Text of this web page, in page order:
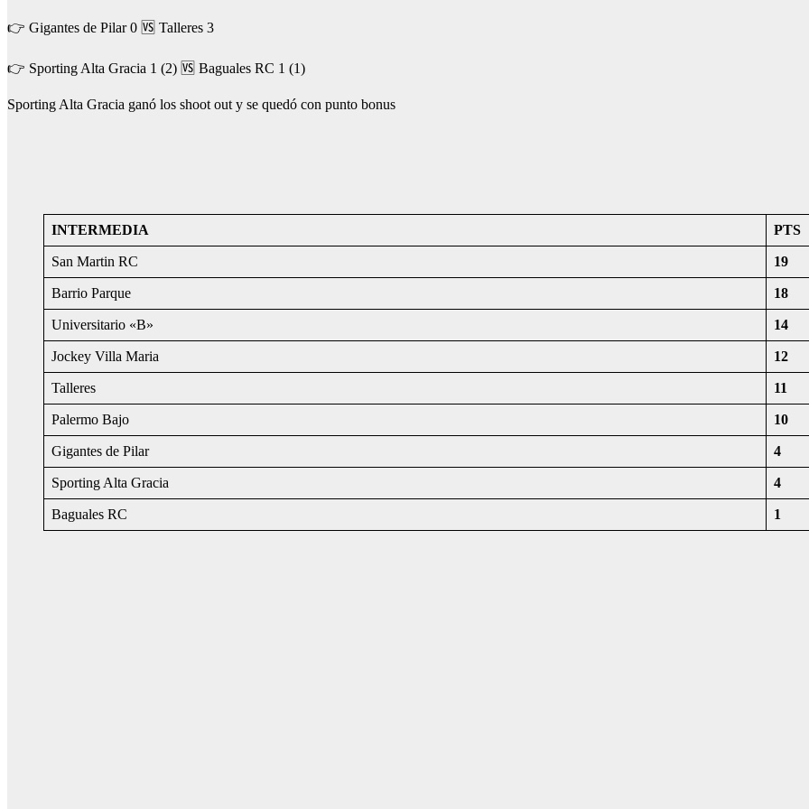
👉 Gigantes de Pilar 0 🆚 Talleres 3
👉 Sporting Alta Gracia 1 (2) 🆚 Baguales RC 1 (1)
Sporting Alta Gracia ganó los shoot out y se quedó con punto bonus
INTERMEDIA PTS
San Martin RC 19
Barrio Parque 18
Universitario «B» 14
Jockey Villa Maria 12
Talleres 11
Palermo Bajo 10
Gigantes de Pilar 4
Sporting Alta Gracia 4
Baguales RC 1